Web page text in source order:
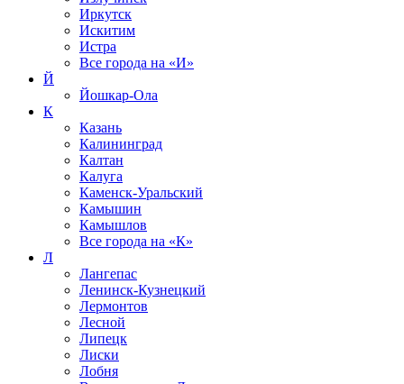
Иркутск
Искитим
Истра
Все города на «И»
Й
Йошкар-Ола
К
Казань
Калининград
Калтан
Калуга
Каменск-Уральский
Камышин
Камышлов
Все города на «К»
Л
Лангепас
Ленинск-Кузнецкий
Лермонтов
Лесной
Липецк
Лиски
Лобня